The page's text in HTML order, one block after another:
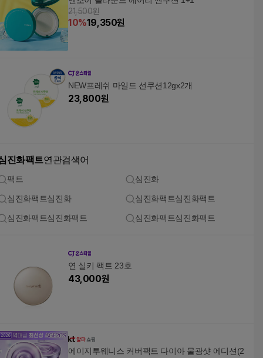
21,500원
10%19,350원
NEW프레쉬 마일드 선쿠션12gx2개
23,800원
진화팩트연관검색어
팩트 심진화
심진화팩트심진화 심진화팩트심진화팩트
심진화팩트심진화팩트 심진화팩트심진화팩트
연 실키 팩트 23호
43,000원
에이지투웨니스 커버팩트 다이아 물광샷 에디션(2